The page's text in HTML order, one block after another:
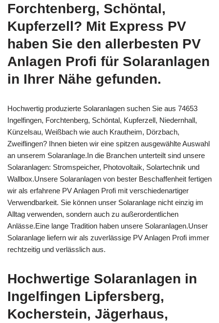
Forchtenberg, Schöntal,
Kupferzell? Mit Express PV
haben Sie den allerbesten PV
Anlagen Profi für Solaranlagen
in Ihrer Nähe gefunden.
Hochwertig produzierte Solaranlagen suchen Sie aus 74653
Ingelfingen, Forchtenberg, Schöntal, Kupferzell, Niedernhall,
Künzelsau, Weißbach wie auch Krautheim, Dörzbach,
Zweiflingen? Ihnen bieten wir eine spitzen ausgewählte Auswahl
an unserem Solaranlage.In die Branchen unterteilt sind unsere
Solaranlagen: Stromspeicher, Photovoltaik, Solartechnik und
Wallbox.Unsere Solaranlagen von bester Beschaffenheit fertigen
wir als erfahrene PV Anlagen Profi mit verschiedenartiger
Verwendbarkeit. Sie können unser Solaranlage nicht einzig im
Alltag verwenden, sondern auch zu außerordentlichen
Anlässe.Eine lange Tradition haben unsere Solaranlagen.Unser
Solaranlage liefern wir als zuverlässige PV Anlagen Profi immer
rechtzeitig und verlässlich aus.
Hochwertige Solaranlagen in
Ingelfingen Lipfersberg,
Kocherstein, Jägerhaus,